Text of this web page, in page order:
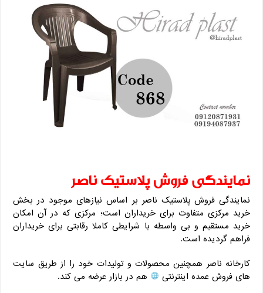
نمایندگی فروش پلاستیک ناصر
نمایندگی فروش پلاستیک ناصر بر اساس نیازهای موجود در بخش
خرید مرکزی متفاوت برای خریداران است؛ مرکزی که در آن امکان
خرید مستقیم و بی واسطه با شرایطی کاملا رقابتی برای خریداران
فراهم گردیده است.
کارخانه ناصر همچنین محصولات و تولیدات خود را از طریق سایت
های فروش عمده اینترنتی
هم در بازار عرضه می کند.